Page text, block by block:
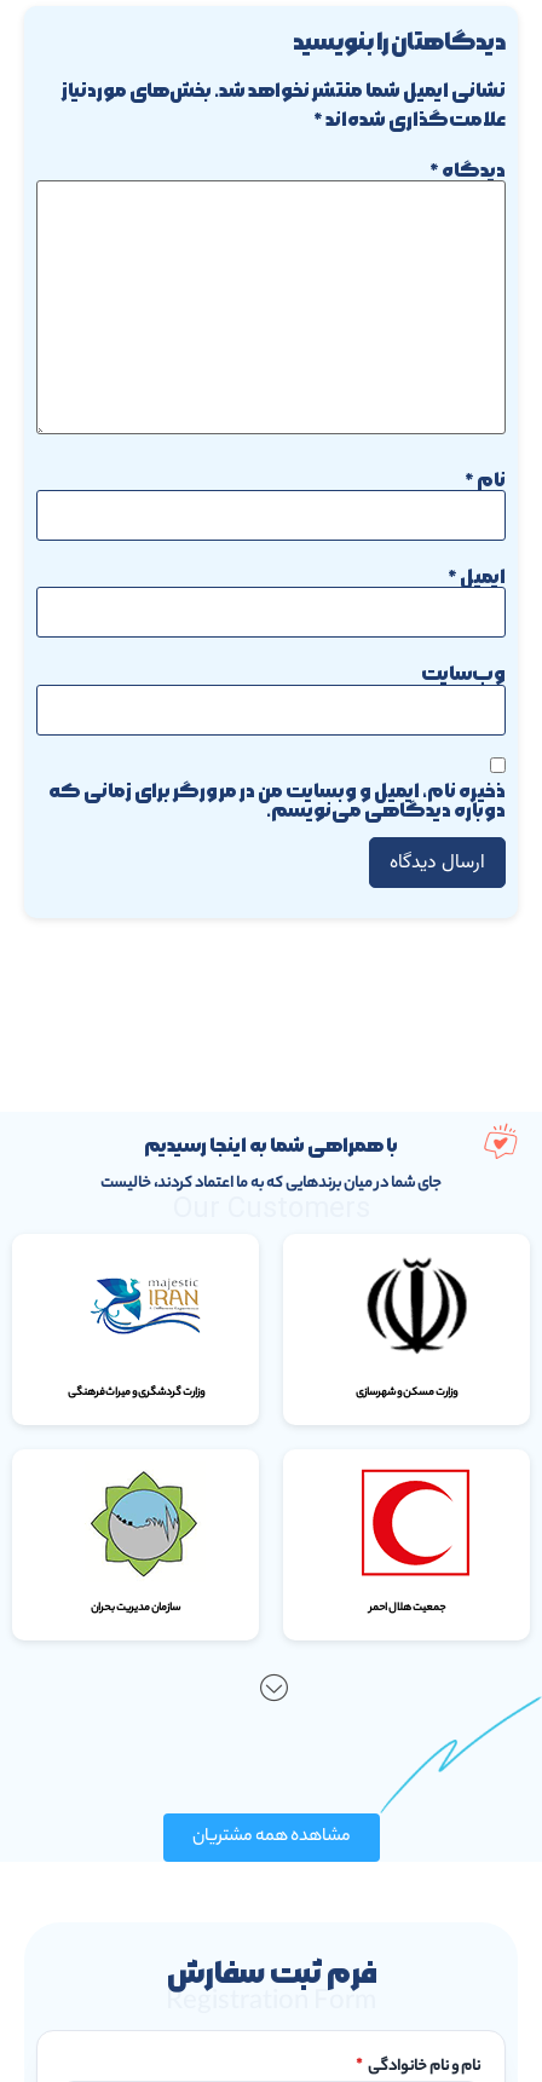
دیدگاهتان را بنویسید
نشانی ایمیل شما منتشر نخواهد شد.بخش‌های موردنیاز
علامت‌گذاری شده‌اند*
دیدگاه*
نام*
ایمیل*
وب‌سایت
ذخیره نام، ایمیل و وبسایت من در مرورگر برای زمانی که
دوباره دیدگاهی می‌نویسم.
با همراهی شما به اینجا رسیدیم
جای شما در میان برندهایی که به ما اعتماد کردند، خالیست
وزارت مسکن و شهرسازی وزارت گردشگری و میراث‌فرهنگی
جمعیت هلال احمر سازمان مدیریت بحران
مشاهده همه مشتریان
فرم ثبت سفارش
Registration Form
نام و نام خانوادگی *